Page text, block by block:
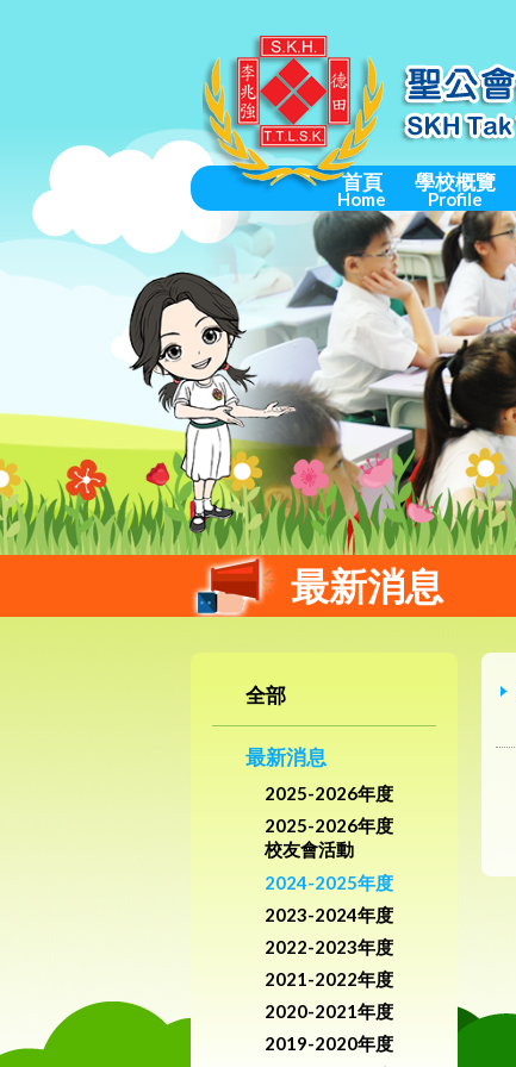
首頁
Home
學校概覽
Profile
最新消息
全部
最新消息
2025-2026年度
2025-2026年度
校友會活動
2024-2025年度
2023-2024年度
2022-2023年度
2021-2022年度
2020-2021年度
2019-2020年度